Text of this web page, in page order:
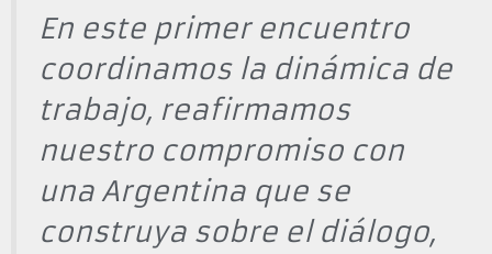
En este primer encuentro
coordinamos la dinámica de
trabajo, reafirmamos
nuestro compromiso con
una Argentina que se
construya sobre el diálogo,